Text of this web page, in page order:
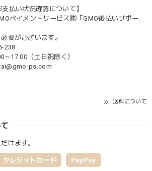
支払い状況確認について】
ペイメントサービス㈱「GMO後払いサポー
要がございます。
238
～17:00（土日祝除く）
ps.com
送料について
けます。
クレジットカード PayPay